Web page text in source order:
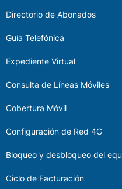
Directorio de Abonados
Guía Telefónica
Expediente Virtual
Consulta de Líneas Móviles
Cobertura Móvil
Configuración de Red 4G
Bloqueo y desbloqueo del
Ciclo de Facturación